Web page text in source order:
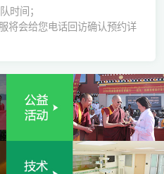
时间；
将会给您电话回访确认预约详